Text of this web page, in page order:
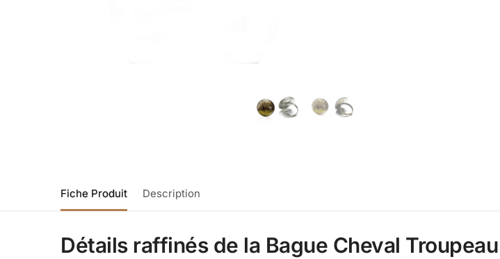
Fiche Produit Description
Détails raffinés de la Bague Cheval Troupeau